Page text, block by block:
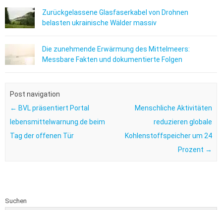
Zurückgelassene Glasfaserkabel von Drohnen
belasten ukrainische Wälder massiv
Die zunehmende Erwärmung des Mittelmeers:
Messbare Fakten und dokumentierte Folgen
Post navigation
← BVL präsentiert Portal
lebensmittelwarnung.de beim
Tag der offenen Tür
Menschliche Aktivitäten
reduzieren globale
Kohlenstoffspeicher um 24
Prozent →
Suchen